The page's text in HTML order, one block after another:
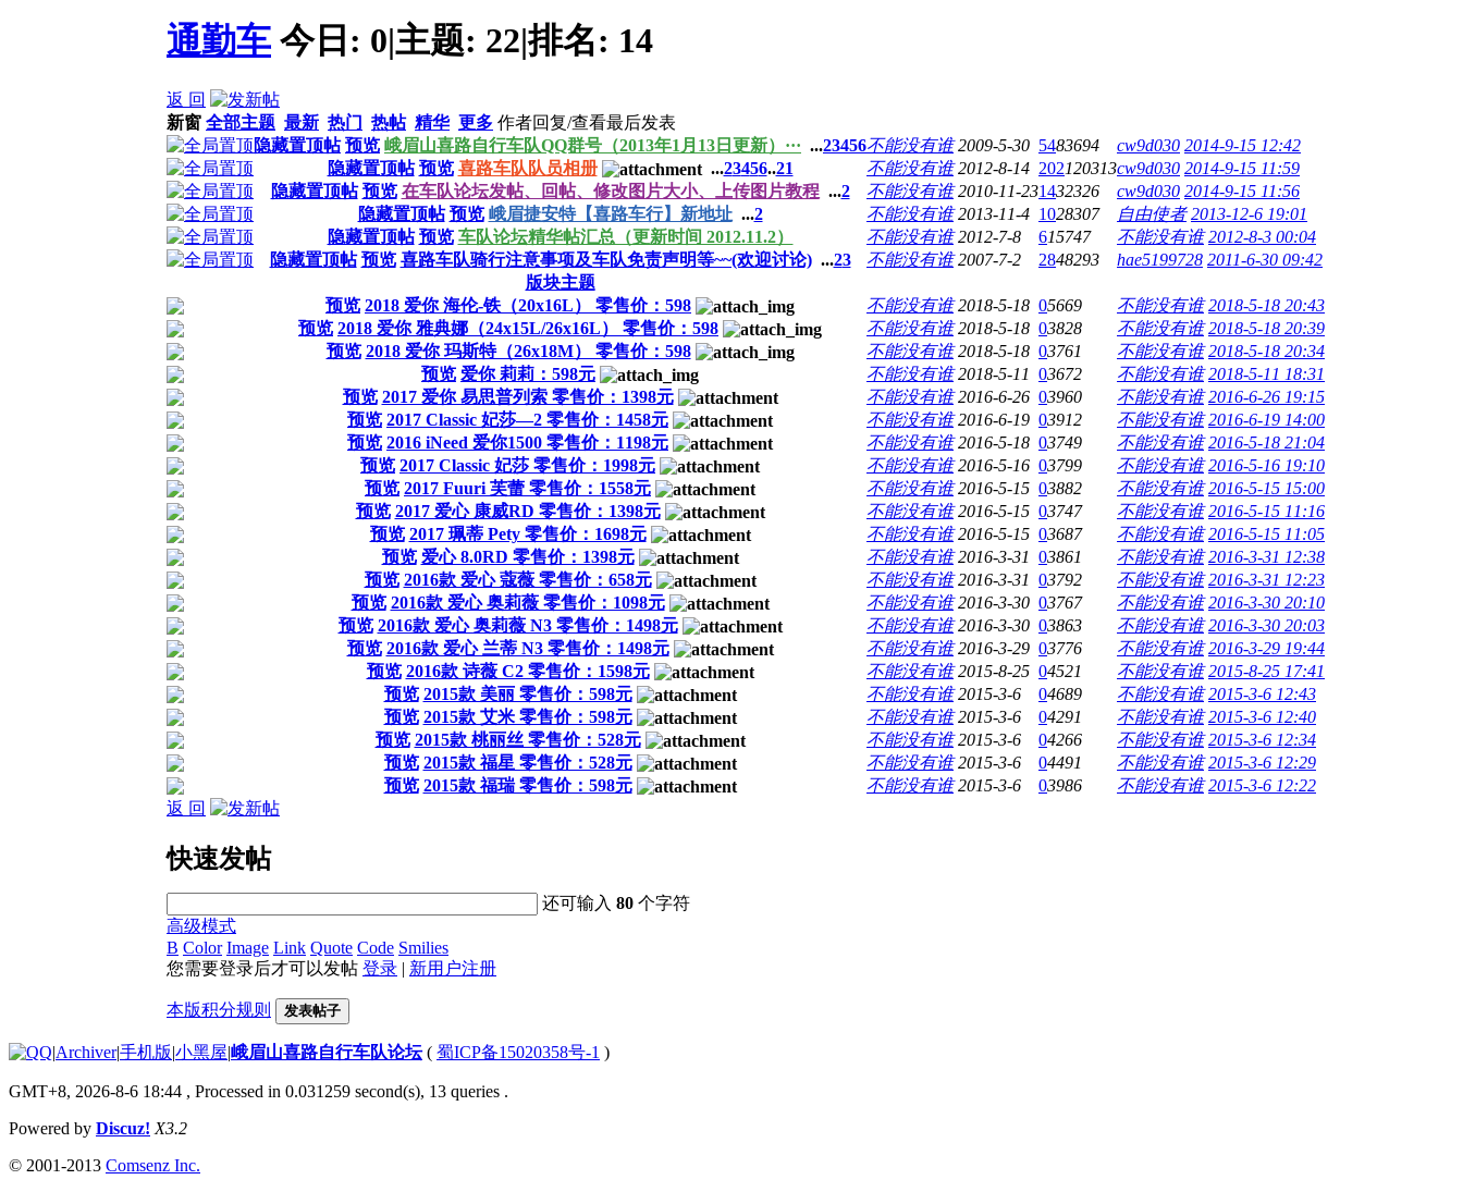
通勤车 今日: 0|主题: 22|排名: 14
返 回
新窗 全部主题 最新 热门 热帖 精华 更多 作者回复/查看最后发表
隐藏置顶帖 预览 峨眉山喜路自行车队QQ群号（2013年1月13日更新）··· ...23456不能没有谁 2009-5-30 5483694 cw9d030 2014-9-15 12:42
隐藏置顶帖 预览 喜路车队队员相册 ...23456..21 不能没有谁 2012-8-14 202120313cw9d030 2014-9-15 11:59
隐藏置顶帖 预览 在车队论坛发帖、回帖、修改图片大小、上传图片教程 ...2 不能没有谁 2010-11-231432326 cw9d030 2014-9-15 11:56
隐藏置顶帖 预览 峨眉捷安特【喜路车行】新地址 ...2 不能没有谁 2013-11-4 1028307 自由使者 2013-12-6 19:01
隐藏置顶帖 预览 车队论坛精华帖汇总（更新时间 2012.11.2） 不能没有谁 2012-7-8 615747 不能没有谁 2012-8-3 00:04
隐藏置顶帖 预览 喜路车队骑行注意事项及车队免责声明等~~(欢迎讨论) ...23 不能没有谁 2007-7-2 2848293 hae5199728 2011-6-30 09:42
版块主题
预览 2018 爱你 海伦-铁（20x16L） 零售价：598 不能没有谁 2018-5-18 05669 不能没有谁 2018-5-18 20:43
预览 2018 爱你 雅典娜（24x15L/26x16L） 零售价：598 不能没有谁 2018-5-18 03828 不能没有谁 2018-5-18 20:39
预览 2018 爱你 玛斯特（26x18M） 零售价：598 不能没有谁 2018-5-18 03761 不能没有谁 2018-5-18 20:34
预览 爱你 莉莉：598元 不能没有谁 2018-5-11 03672 不能没有谁 2018-5-11 18:31
预览 2017 爱你 易思普列索 零售价：1398元 不能没有谁 2016-6-26 03960 不能没有谁 2016-6-26 19:15
预览 2017 Classic 妃莎—2 零售价：1458元 不能没有谁 2016-6-19 03912 不能没有谁 2016-6-19 14:00
预览 2016 iNeed 爱你1500 零售价：1198元 不能没有谁 2016-5-18 03749 不能没有谁 2016-5-18 21:04
预览 2017 Classic 妃莎 零售价：1998元 不能没有谁 2016-5-16 03799 不能没有谁 2016-5-16 19:10
预览 2017 Fuuri 芙蕾 零售价：1558元 不能没有谁 2016-5-15 03882 不能没有谁 2016-5-15 15:00
预览 2017 爱心 康威RD 零售价：1398元 不能没有谁 2016-5-15 03747 不能没有谁 2016-5-15 11:16
预览 2017 珮蒂 Pety 零售价：1698元 不能没有谁 2016-5-15 03687 不能没有谁 2016-5-15 11:05
预览 爱心 8.0RD 零售价：1398元 不能没有谁 2016-3-31 03861 不能没有谁 2016-3-31 12:38
预览 2016款 爱心 蔻薇 零售价：658元 不能没有谁 2016-3-31 03792 不能没有谁 2016-3-31 12:23
预览 2016款 爱心 奥莉薇 零售价：1098元 不能没有谁 2016-3-30 03767 不能没有谁 2016-3-30 20:10
预览 2016款 爱心 奥莉薇 N3 零售价：1498元 不能没有谁 2016-3-30 03863 不能没有谁 2016-3-30 20:03
预览 2016款 爱心 兰蒂 N3 零售价：1498元 不能没有谁 2016-3-29 03776 不能没有谁 2016-3-29 19:44
预览 2016款 诗薇 C2 零售价：1598元 不能没有谁 2015-8-25 04521 不能没有谁 2015-8-25 17:41
预览 2015款 美丽 零售价：598元 不能没有谁 2015-3-6 04689 不能没有谁 2015-3-6 12:43
预览 2015款 艾米 零售价：598元 不能没有谁 2015-3-6 04291 不能没有谁 2015-3-6 12:40
预览 2015款 桃丽丝 零售价：528元 不能没有谁 2015-3-6 04266 不能没有谁 2015-3-6 12:34
预览 2015款 福星 零售价：528元 不能没有谁 2015-3-6 04491 不能没有谁 2015-3-6 12:29
预览 2015款 福瑞 零售价：598元 不能没有谁 2015-3-6 03986 不能没有谁 2015-3-6 12:22
返 回
快速发帖
还可输入80 个字符
高级模式
B Color Image Link Quote Code Smilies
您需要登录后才可以发帖 登录 | 新用户注册
本版积分规则 发表帖子
|Archiver|手机版|小黑屋|峨眉山喜路自行车队论坛( 蜀ICP备15020358号-1 )
GMT+8, 2026-8-6 18:44 , Processed in 0.031259 second(s), 13 queries .
Powered by Discuz! X3.2
© 2001-2013 Comsenz Inc.